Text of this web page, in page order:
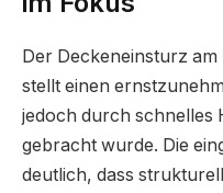
Der Deckeneinsturz
stellt einen
jedoch durch schnelles
gebracht wurde. Die
deutlich, dass